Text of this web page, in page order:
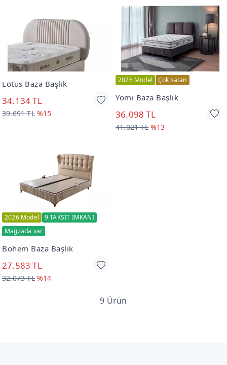
Lotus Baza Başlık
34.134 TL
39.691 TL %15
2026 Model Çok satan
Yomi Baza Başlık
36.098 TL
41.021 TL %13
2026 Model
9 TAKSİT İMKANI
Mağzada var
Bohem Baza Başlık
27.583 TL
32.073 TL %14
9 Ürün